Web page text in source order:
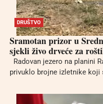
DRUŠTVO
Sramotan prizor u
sjekli živo drveće za
Radovan jezero na planini
privuklo brojne izletnike koji